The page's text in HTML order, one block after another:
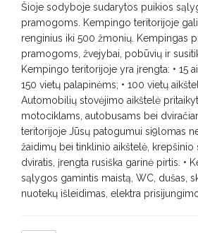
Šioje sodyboje sudarytos puikios
pramogoms. Kempingo teritorijoje
renginius iki 500 žmonių. Kempingas
pramogoms, žvejybai, pobūvių ir
Kempingo teritorijoje yra įrengta: • 15
150 vietų palapinėms; • 100 vietų
Automobilių stovėjimo aikštelė
motociklams, autobusams bei
teritorijoje Jūsų patogumui si9lomas
žaidimų bei tinklinio aikštelė, krepšinio
dviratis, įrengta rusiška garinė pirtis. •
sąlygos gamintis maistą, WC, dušas,
nuotekų išleidimas, elektra prisijungimo